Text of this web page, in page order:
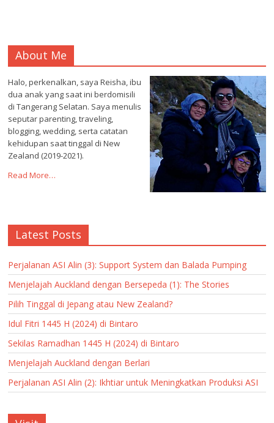
About Me
Halo, perkenalkan, saya Reisha, ibu
dua anak yang saat ini berdomisili
di Tangerang Selatan. Saya menulis
seputar parenting, traveling,
blogging, wedding, serta catatan
kehidupan saat tinggal di New
Zealand (2019-2021).
Read More…
Latest Posts
Perjalanan ASI Alin (3): Support System dan Balada Pumping
Menjelajah Auckland dengan Bersepeda (1): The Stories
Pilih Tinggal di Jepang atau New Zealand?
Idul Fitri 1445 H (2024) di Bintaro
Sekilas Ramadhan 1445 H (2024) di Bintaro
Menjelajah Auckland dengan Berlari
Perjalanan ASI Alin (2): Ikhtiar untuk Meningkatkan Produksi ASI